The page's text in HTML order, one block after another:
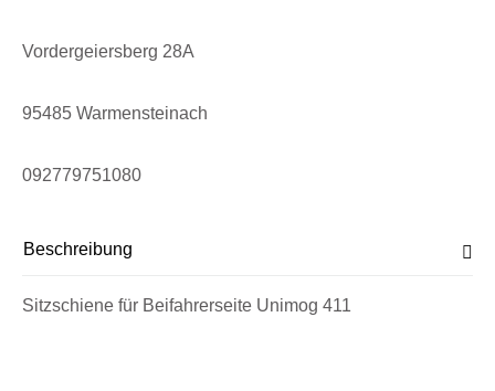
Vordergeiersberg 28A
95485 Warmensteinach
092779751080
Beschreibung
Sitzschiene für Beifahrerseite Unimog 411